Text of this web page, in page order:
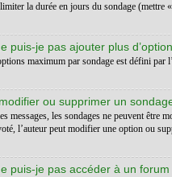
la durée en jours du sondage
puis-je pas ajouter plus
maximum par sondage est défini par
ou supprimer un
messages, les sondages ne peuvent être
l’auteur peut modifier une option ou
puis-je pas accéder à un forum